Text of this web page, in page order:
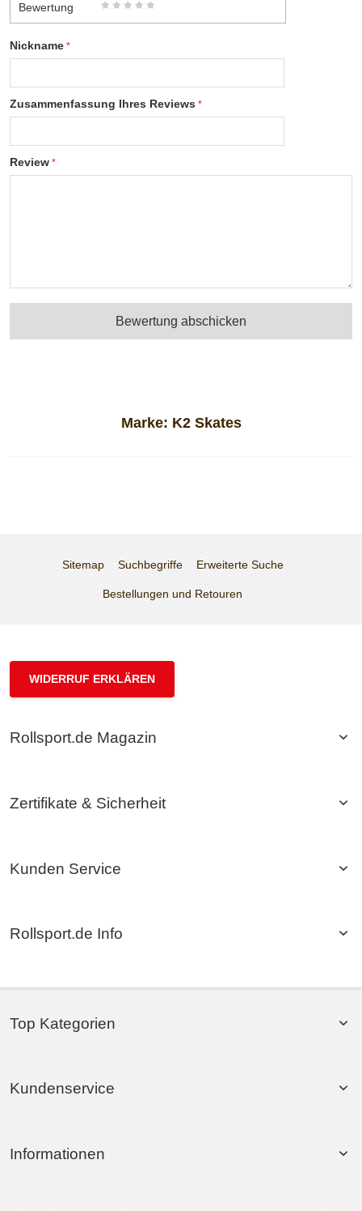
Marke: K2 Skates
Bewertung
Nickname
Zusammenfassung Ihres Reviews
Review
Bewertung abschicken
Sitemap Suchbegriffe Erweiterte Suche
Bestellungen und Retouren
WIDERRUF ERKLÄREN
Rollsport.de Magazin
Zertifikate & Sicherheit
Kunden Service
Rollsport.de Info
Top Kategorien
Kundenservice
Informationen